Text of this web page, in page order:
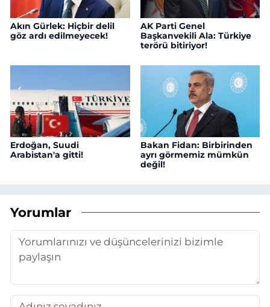
Akın Gürlek: Hiçbir delil
göz ardı edilmeyecek!
AK Parti Genel
Başkanvekili Ala: Türkiye
terörü bitiriyor!
Erdoğan, Suudi
Arabistan'a gitti!
Bakan Fidan: Birbirinden
ayrı görmemiz mümkün
değil!
Yorumlar